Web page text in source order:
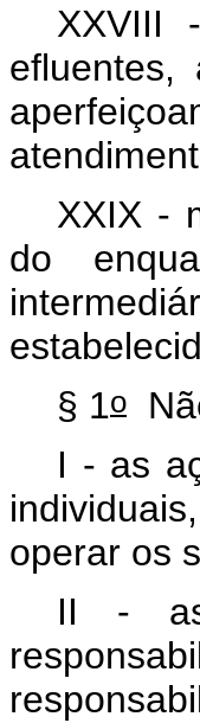
XXVIII
XXIX -
do
§ 1o
I - as
operar os
II - as